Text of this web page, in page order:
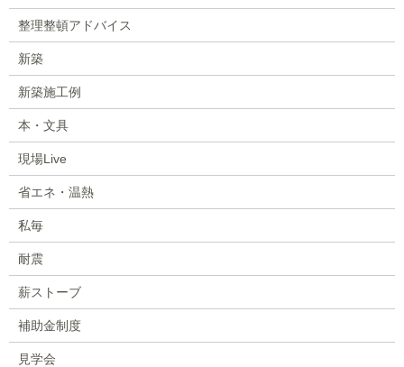
整理整頓アドバイス
新築
新築施工例
本・文具
現場Live
省エネ・温熱
私毎
耐震
薪ストーブ
補助金制度
見学会